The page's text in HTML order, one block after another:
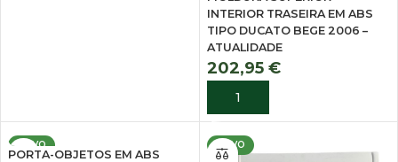
INTERIOR TRASEIRA EM ABS
TIPO DUCATO BEGE 2006 –
ATUALIDADE
202,95 €
ADICIONAR
NOVO
PORTA-OBJETOS EM ABS
NOVO